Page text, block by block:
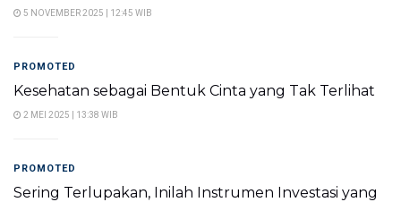
5 NOVEMBER 2025 | 12:45 WIB
PROMOTED
Kesehatan sebagai Bentuk Cinta yang Tak Terlihat
2 MEI 2025 | 13:38 WIB
PROMOTED
Sering Terlupakan, Inilah Instrumen Investasi yang